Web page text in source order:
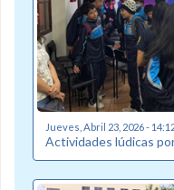
Jueves, Abril 23, 2026 -
Actividades lúdicas